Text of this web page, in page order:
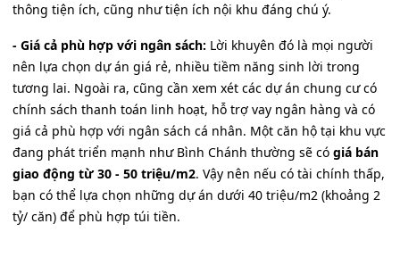
thông tiện ích, cũng như tiện ích nội khu đáng chú ý.
- Giá cả phù hợp với ngân sách: Lời khuyên đó là mọi người
nên lựa chọn dự án giá rẻ, nhiều tiềm năng sinh lời trong
tương lai. Ngoài ra, cũng cần xem xét các dự án chung cư có
chính sách thanh toán linh hoạt, hỗ trợ vay ngân hàng và có
giá cả phù hợp với ngân sách cá nhân. Một căn hộ tại khu vực
đang phát triển mạnh như Bình Chánh thường sẽ có giá bán
giao động từ 30 - 50 triệu/m2. Vậy nên nếu có tài chính thấp,
bạn có thể lựa chọn những dự án dưới 40 triệu/m2 (khoảng 2
tỷ/ căn) để phù hợp túi tiền.